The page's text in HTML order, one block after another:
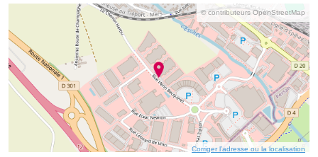
© contributeurs OpenStreetMap
Corriger l’adresse ou la localisation